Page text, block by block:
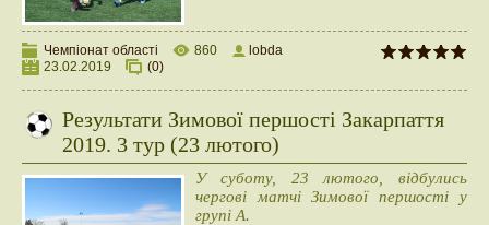
Чемпіонат області 860
lobda
23.02.2019
(0)
Результати Зимової першості Закарпаття
2019. 3 тур (23 лютого)
У суботу, 23 лютого, відбулись
чергові матчі Зимової першості у
групі А.